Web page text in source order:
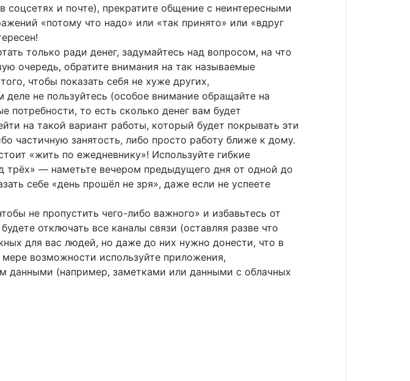
и почте), прекратите общение с неинтересными
«потому что надо» или «так принято» или «вдруг
только ради денег, задумайтесь над вопросом, на что
очередь, обратите внимания на так называемые
чтобы показать себя не хуже других,
не пользуйтесь (особое внимание обращайте на
потребности, то есть сколько денег вам будет
на такой вариант работы, который будет покрывать эти
частичную занятость, либо просто работу ближе к дому.
«жить по ежедневнику»! Используйте гибкие
трёх» — наметьте вечером предыдущего дня от одной до
себе «день прошёл не зря», даже если не успеете
не пропустить чего-либо важного» и избавьтесь от
отключать все каналы связи (оставляя разве что
для вас людей, но даже до них нужно донести, что в
возможности используйте приложения,
(например, заметками или данными с облачных